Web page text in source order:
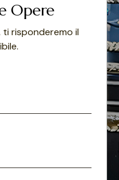
Opere
ti risponderemo il